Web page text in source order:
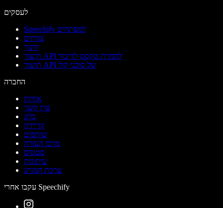
לעסקים
Speechify למפתחים
צוותים
חינוך
תיעוד API להמרת טקסט לדיבור
תיעוד API של סוכני קול
החברה
אודות
צרו קשר
בלוג
קריירה
שותפים
מרכז העזרה
סטטוס
עיתונות
ערכת המותג
עקבו אחרי Speechify